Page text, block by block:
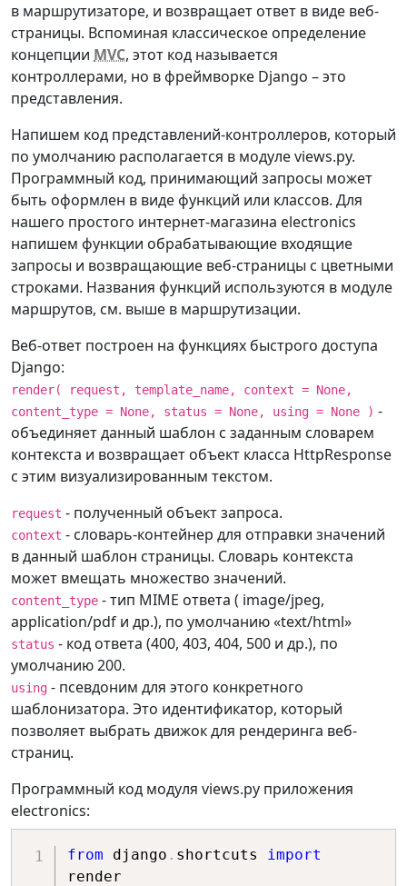
в маршрутизаторе, и возвращает ответ в виде веб-
страницы. Вспоминая классическое определение
концепции MVC, этот код называется
контроллерами, но в фреймворке Django – это
представления.
Напишем код представлений-контроллеров, который
по умолчанию располагается в модуле views.py.
Программный код, принимающий запросы может
быть оформлен в виде функций или классов. Для
нашего простого интернет-магазина electronics
напишем функции обрабатывающие входящие
запросы и возвращающие веб-страницы с цветными
строками. Названия функций используются в модуле
маршрутов, см. выше в маршрутизации.
Веб-ответ построен на функциях быстрого доступа
Django:
render( request, template_name, context = None,
content_type = None, status = None, using = None ) -
объединяет данный шаблон с заданным словарем
контекста и возвращает объект класса HttpResponse
с этим визуализированным текстом.
request - полученный объект запроса.
context - словарь-контейнер для отправки значений
в данный шаблон страницы. Словарь контекста
может вмещать множество значений.
content_type - тип MIME ответа ( image/jpeg,
application/pdf и др.), по умолчанию «text/html»
status - код ответа (400, 403, 404, 500 и др.), по
умолчанию 200.
using - псевдоним для этого конкретного
шаблонизатора. Это идентификатор, который
позволяет выбрать движок для рендеринга веб-
страниц.
Программный код модуля views.py приложения
electronics:
from django . shortcuts import
render